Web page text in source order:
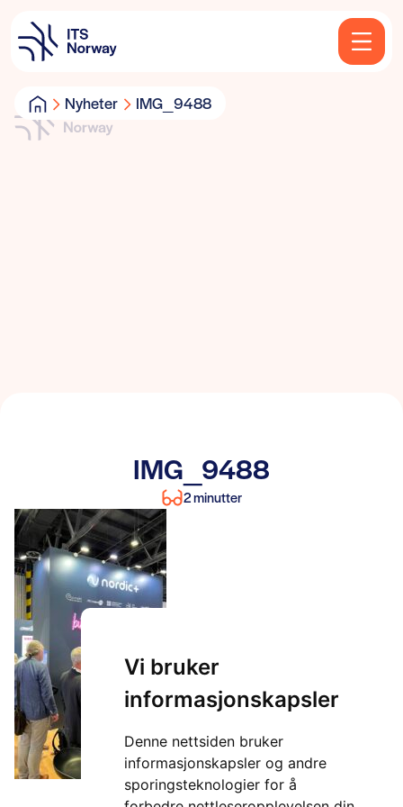
Vi bruker
informasjonskapsler
Denne nettsiden bruker
informasjonskapsler og andre
sporingsteknologier for å
Nyheter IMG_9488
IMG_9488
2 minutter